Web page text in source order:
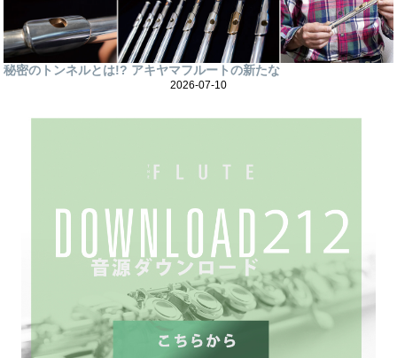
秘密のトンネルとは!? アキヤマフルートの新たな
2026-07-10